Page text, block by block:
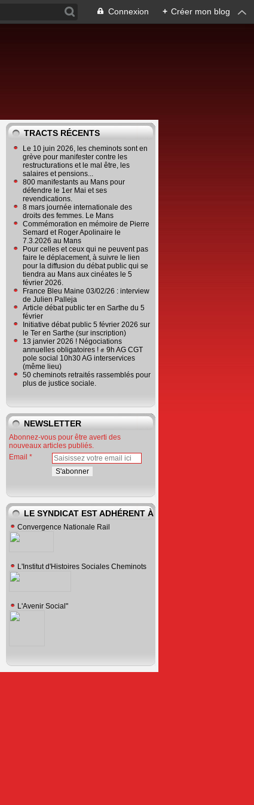
Connexion + Créer mon blog
TRACTS RÉCENTS
Le 10 juin 2026, les cheminots sont en
grève pour manifester contre les
restructurations et le mal être, les
salaires et pensions...
800 manifestants au Mans pour
défendre le 1er Mai et ses
revendications.
8 mars journée internationale des
droits des femmes. Le Mans
Commémoration en mémoire de Pierre
Semard et Roger Apolinaire le
7.3.2026 au Mans
Pour celles et ceux qui ne peuvent pas
faire le déplacement, à suivre le lien
pour la diffusion du débat public qui se
tiendra au Mans aux cinéates le 5
février 2026.
France Bleu Maine 03/02/26 : interview
de Julien Palleja
Article débat public ter en Sarthe du 5
février
Initiative débat public 5 février 2026 sur
le Ter en Sarthe (sur inscription)
13 janvier 2026 ! Négociations
annuelles obligatoires ! ✊ 9h AG CGT
pole social 10h30 AG interservices
(même lieu)
50 cheminots retraités rassemblés pour
plus de justice sociale.
NEWSLETTER
Abonnez-vous pour être averti des
nouveaux articles publiés.
Email
LE SYNDICAT EST ADHÉRENT À
Convergence Nationale Rail
L'Institut d'Histoires Sociales Cheminots
L'Avenir Social"